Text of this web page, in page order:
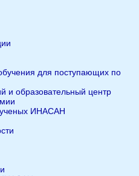
для поступающих по
и образовательный центр
ИНАСАН